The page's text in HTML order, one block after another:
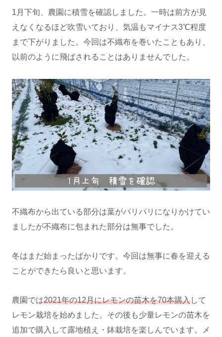
1月下旬、農園に積雪を確認しました。一時は前方が見
えなくなるほど吹雪いており、気温もマイナス3℃程度
まで下がりました。今回は不織布を巻いたこともあり、
以前のように飛ばされることはありませんでした。
不織布から出ている部分は葉がパリパリになりかけてい
ましたが不織布に包まれた部分は無事でした。
冬はまだ始まったばかりです。今回は無事に春を迎える
ことができたら良いと思います。
農園では2021年の12月にレモンの苗木を70本購入して
レモン栽培を始めました。その後も少量レモンの苗木を
追加で購入して露地植え・鉢栽培を楽しんでいます。メ